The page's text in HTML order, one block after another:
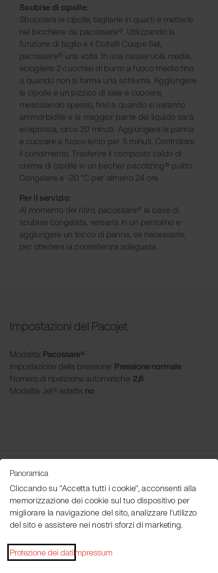
Soubise di cipolle:
Sbucciare le cipolle, tagliarle in quarti e metterle
nel bicchiere da pacossare®. Utilizzando la
funzione di taglio e il Coltelli Coupe Set,
pacossare® una volta. In una casseruola media,
sciogliere 2 cucchiai di burro a fuoco medio fino
a quando non si forma una schiuma. Aggiungere
le cipolle e un pizzico di sale e cuocere,
mescolando spesso, fino a quando si saranno
ammorbidite e la maggior parte del liquido sarà
evaporata, circa 20 minuti. Aggiungere la panna
e cuocere a fuoco lento per 5 minuti. Controllare
il condimento. Trasferire il composto caldo di
crema di cipolle in un becher pacotizing® pulito.
Congelare a -20 °C per almeno 24 ore.
Per il servizio:
Al momento del ritiro, pacossare® la base di
soubise congelata, versarla in un pentolino e
aggiungere un tocco di panna, se necessario,
per ottenere la consistenza adeguata.
Impostazioni del Pacojet
Modalità: Pacossare®
Impostazione della pressione: Pressione normale
Numero di ripetizione automatiche: 2,6
Modalità Jet® adatta: no
Customer Service
Subscribe Pacojet Newsletter
Would you like to be regularly updated on news, event
Panoramica
Cliccando su "Accetta tutti i cookie", acconsenti alla
memorizzazione dei cookie sul tuo dispositivo per
migliorare la navigazione del sito, analizzare l'utilizzo
del sito e assistere nei nostri sforzi di marketing.
Protezione dei datiImpressum